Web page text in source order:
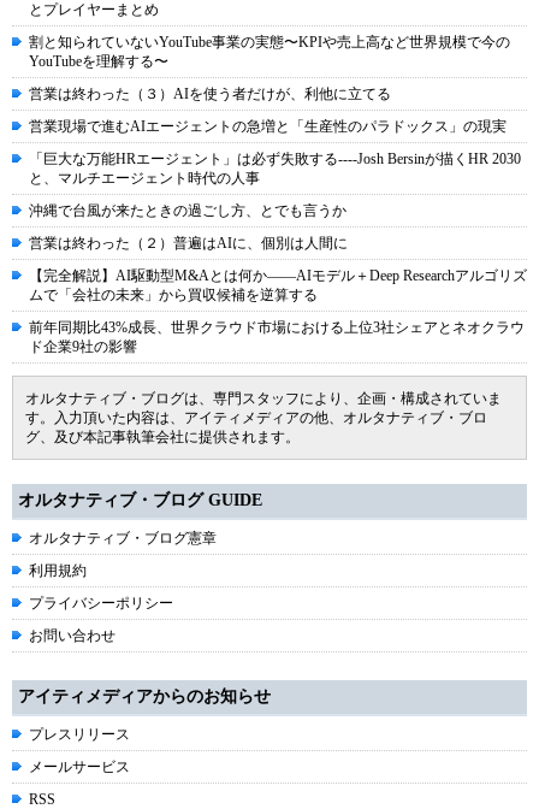
とプレイヤーまとめ
割と知られていないYouTube事業の実態〜KPIや売上高など世界規模で今の
YouTubeを理解する〜
営業は終わった（３）AIを使う者だけが、利他に立てる
営業現場で進むAIエージェントの急増と「生産性のパラドックス」の現実
「巨大な万能HRエージェント」は必ず失敗する----Josh Bersinが描くHR 2030
と、マルチエージェント時代の人事
沖縄で台風が来たときの過ごし方、とでも言うか
営業は終わった（２）普遍はAIに、個別は人間に
【完全解説】AI駆動型M&Aとは何か――AIモデル＋Deep Researchアルゴリズ
ムで「会社の未来」から買収候補を逆算する
前年同期比43%成長、世界クラウド市場における上位3社シェアとネオクラウ
ド企業9社の影響
オルタナティブ・ブログは、専門スタッフにより、企画・構成されていま
す。入力頂いた内容は、アイティメディアの他、オルタナティブ・ブロ
グ、及び本記事執筆会社に提供されます。
オルタナティブ・ブログ GUIDE
オルタナティブ・ブログ憲章
利用規約
プライバシーポリシー
お問い合わせ
アイティメディアからのお知らせ
プレスリリース
メールサービス
RSS